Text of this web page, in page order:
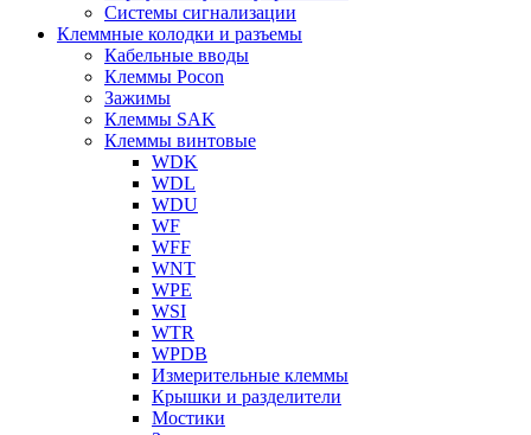
Системы сигнализации
Клеммные колодки и разъемы
Кабельные вводы
Клеммы Pocon
Зажимы
Клеммы SAK
Клеммы винтовые
WDK
WDL
WDU
WF
WFF
WNT
WPE
WSI
WTR
WPDB
Измерительные клеммы
Крышки и разделители
Мостики